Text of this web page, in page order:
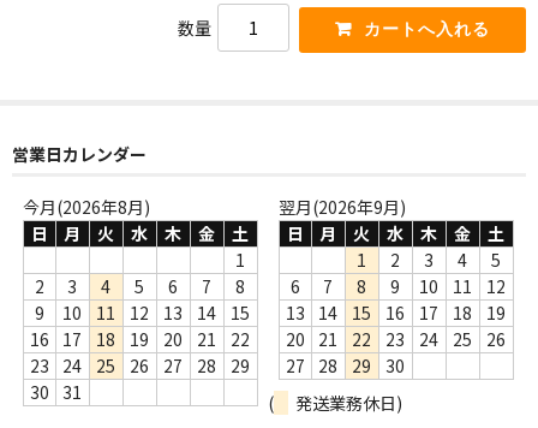
商品の発送
お支払い方法
コンディション
Privacy Policy
特定商取引法に基づく表示
数量
営業日カレンダー
今月(2026年8月)
日
月 火 水 木 金
土
1
2
3 4 5 6 7
8
9
10 11 12 13 14
15
16
17 18 19 20 21
22
23
24 25 26 27 28
29
30
31
翌月(2026年9月)
日
月 火 水 木 金
土
1
2 3 4
5
6
7 8 9 10 11
12
13
14 15 16 17 18
19
20
21 22 23 24 25
26
27
28 29
30
(
発送業務休日)